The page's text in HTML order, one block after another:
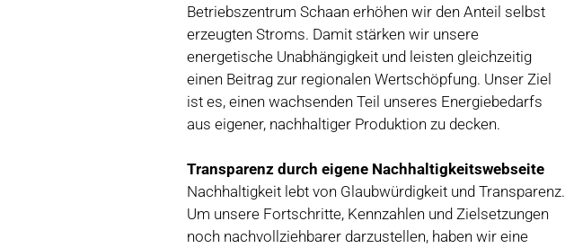
Betriebszentrum Schaan erhöhen wir den Anteil selbst
erzeugten Stroms. Damit stärken wir unsere
energetische Unabhängigkeit und leisten gleichzeitig
einen Beitrag zur regionalen Wertschöpfung. Unser Ziel
ist es, einen wachsenden Teil unseres Energiebedarfs
aus eigener, nachhaltiger Produktion zu decken.
Transparenz durch eigene Nachhaltigkeitswebseite
Nachhaltigkeit lebt von Glaubwürdigkeit und Transparenz.
Um unsere Fortschritte, Kennzahlen und Zielsetzungen
noch nachvollziehbarer darzustellen, haben wir eine